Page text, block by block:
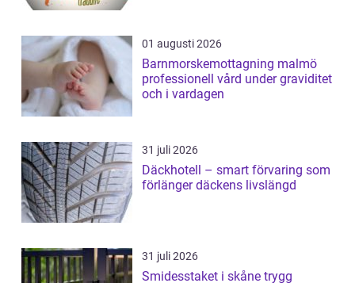
01 augusti 2026
Barnmorskemottagning malmö
professionell vård under graviditet
och i vardagen
31 juli 2026
Däckhotell – smart förvaring som
förlänger däckens livslängd
31 juli 2026
Smidesstaket i skåne trygg